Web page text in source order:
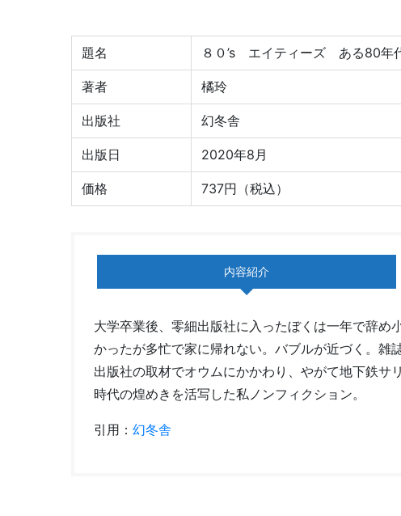
題名 ８０’s エイティーズ ある80年
著者 橘玲
出版社 幻冬舎
出版日 2020年8月
価格 737円（税込）
内容紹介
大学卒業後、零細出版社に入ったぼくは一年で辞め
かったが多忙で家に帰れない。バブルが近づく。
出版社の取材でオウムにかかわり、やがて地下鉄
時代の煌めきを活写した私ノンフィクション。
引用： 幻冬舎